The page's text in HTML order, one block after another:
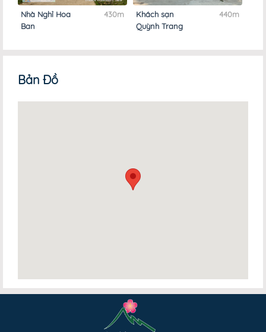
Nhà Nghỉ Hoa
Ban
430m
Khách sạn
Quỳnh Trang
440m
Bản Đồ